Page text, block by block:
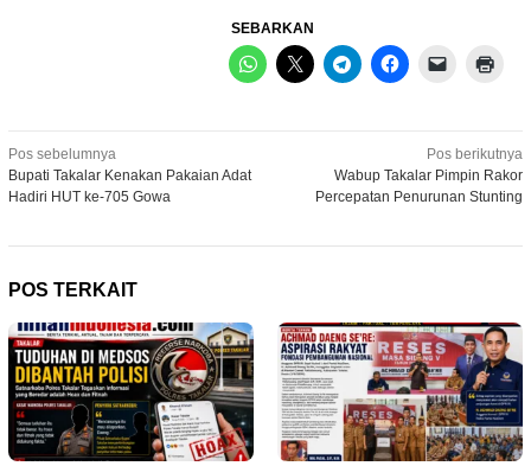
SEBARKAN
Navigasi
pos
Pos sebelumnya
Bupati Takalar Kenakan Pakaian Adat
Hadiri HUT ke-705 Gowa
Pos berikutnya
Wabup Takalar Pimpin Rakor
Percepatan Penurunan Stunting
POS TERKAIT